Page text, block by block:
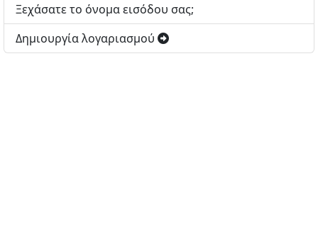
Ξεχάσατε το όνομα εισόδου σας;
Δημιουργία λογαριασμού